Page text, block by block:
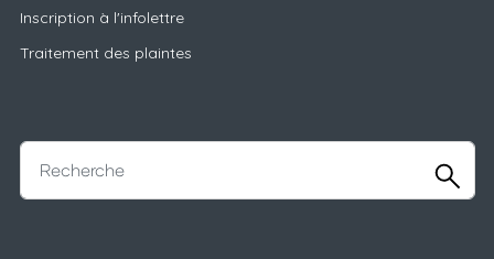
Inscription à l'infolettre
Traitement des plaintes